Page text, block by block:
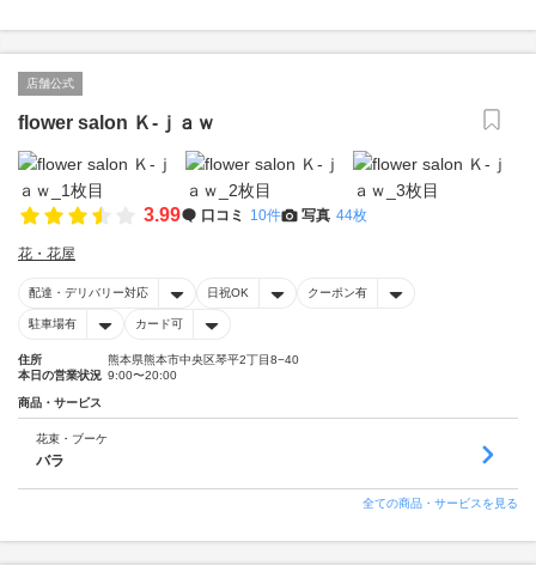
店舗公式
flower salon Ｋ‐ｊａｗ
3.99 口コミ 10件 写真 44枚
花・花屋
配達・デリバリー対応 日祝OK クーポン有
駐車場有 カード可
住所
熊本県熊本市中央区琴平2丁目8−40
本日の営業状況 9:00〜20:00
商品・サービス
花束・ブーケ
バラ
全ての商品・サービスを見る